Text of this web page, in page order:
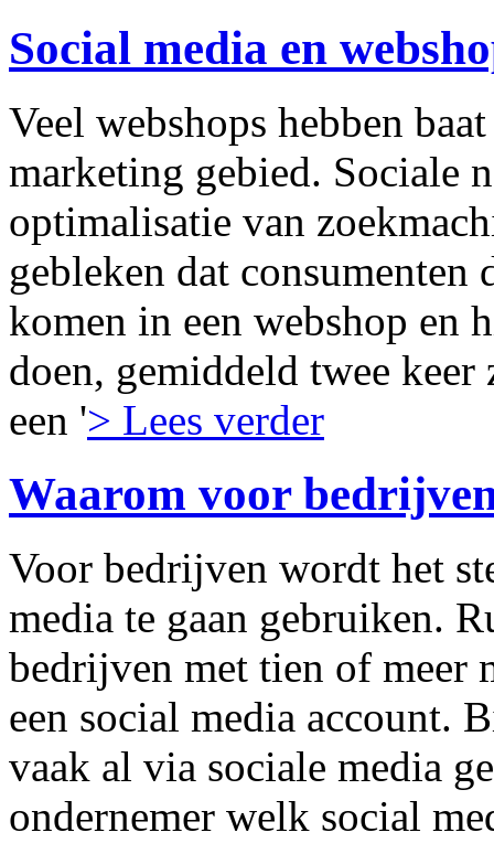
Social media en
Veel webshops hebben
marketing gebied. Sociale
optimalisatie van
gebleken dat
komen in een webshop en
doen, gemiddeld twee
een '> Lees verder
Waarom voor
Voor bedrijven wordt het
media te gaan gebruiken.
bedrijven met tien of meer
een social media account.
vaak al via sociale media
ondernemer welk social